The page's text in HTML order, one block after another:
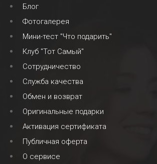
Блог
Фотогалерея
Мини-тест "Что подарить"
Клуб "Тот Самый"
Сотрудничество
Служба качества
Обмен и возврат
Оригинальные подарки
Активация сертификата
Публичная оферта
О сервисе